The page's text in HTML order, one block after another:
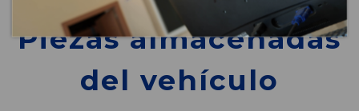
Piezas almacenadas
del vehículo